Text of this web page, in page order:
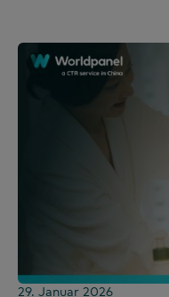
Weltweit
Festlandchina (EN)
Malaysia
29. Januar 2026